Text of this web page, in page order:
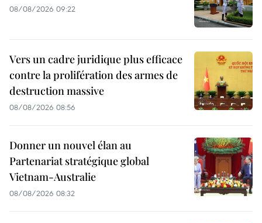
08/08/2026 09:22
Vers un cadre juridique plus efficace
contre la prolifération des armes de
destruction massive
08/08/2026 08:56
Donner un nouvel élan au
Partenariat stratégique global
Vietnam-Australie
08/08/2026 08:32